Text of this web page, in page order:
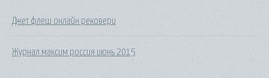
Джет флеш онлайн рековери
Журнал максим россия июнь 2015